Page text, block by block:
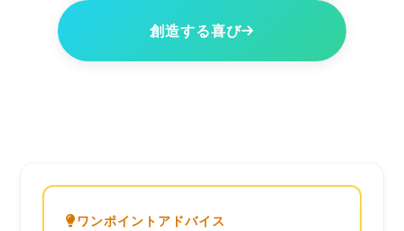
創造する喜び
ワンポイントアドバイス